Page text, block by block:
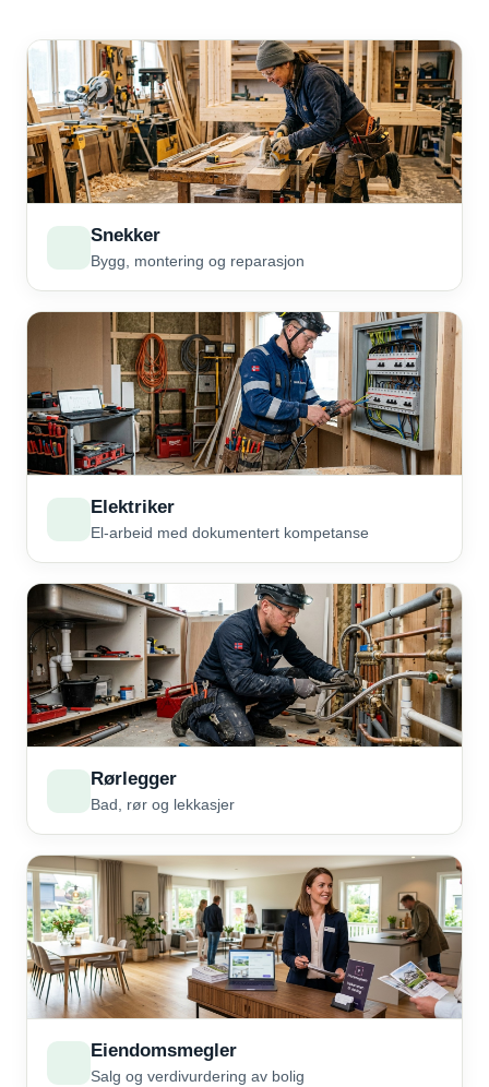
Snekker
Bygg, montering og reparasjon
Elektriker
El-arbeid med dokumentert kompetanse
Rørlegger
Bad, rør og lekkasjer
Eiendomsmegler
Salg og verdivurdering av bolig